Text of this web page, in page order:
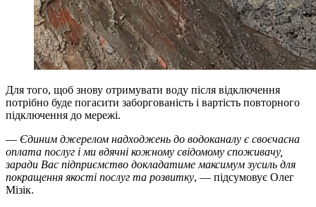
Для того, щоб знову отримувати воду після відключення
потрібно буде погасити заборгованість і вартість повторного
підключення до мережі.
— Єдиним джерелом надходжень до водоканалу є своєчасна
оплата послуг і ми вдячні кожному свідомому споживачу,
заради Вас підприємство докладатиме максимум зусиль для
покращення якості послуг та розвитку, — підсумовує Олег
Мізік.